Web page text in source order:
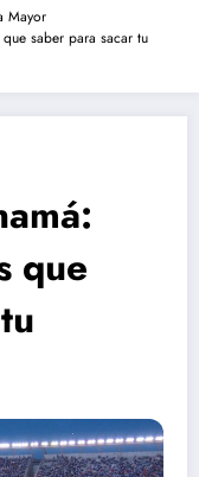
Mayor
saber para sacar tu
que